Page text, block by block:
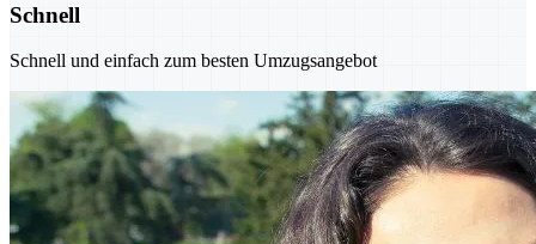
Schnell
Schnell und einfach zum besten Umzugsangebot